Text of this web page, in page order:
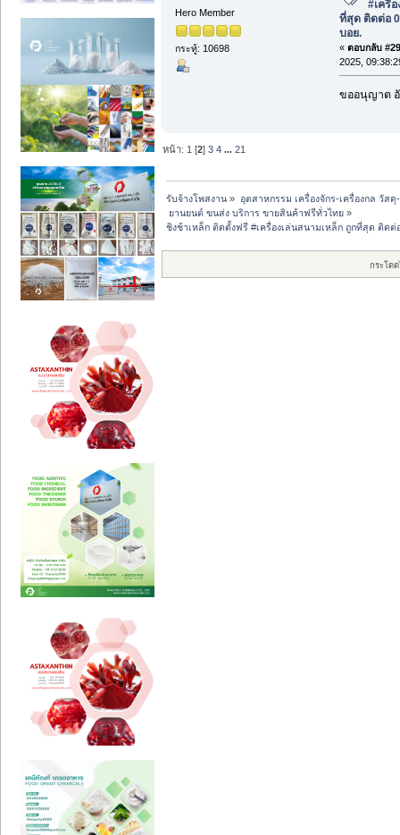
Hero Member
กระทู้: 10698
#เครื่
ที่สุด ติดต่อ
บอย.
« ตอบกลับ
2025,
ขออนุญาต
หน้า: 1 [2]3 4 ...21
รับจ้างโพสงาน » อุตสาหกรรม เครื่องจักร-เครื่องกล วัส
ยานยนต์ ขนส่ง บริการ ขายสินค้าฟรีทั่วไทย »
ชิงช้าเหล็ก ติดตั้งฟรี #เครื่องเล่นสนามเหล็ก ถูกที่สุด ติด
กระโด